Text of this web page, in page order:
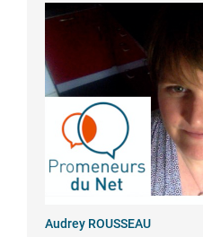
Audrey ROUSSEAU